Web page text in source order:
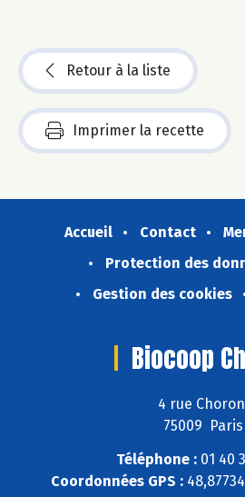
Retour à la liste
Imprimer la recette
Accueil Contact
Protection des
Gestion des cookies
Biocoop
4 rue Choron
75009 Paris
Téléphone :01 40
Coordonnées GPS :